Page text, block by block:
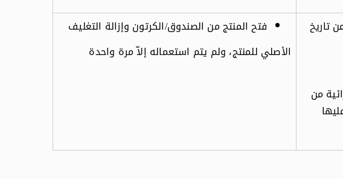
فتحها من الصندوق بدون استخدام خلال 7 أيام من تاريخ
من
فتح المنتج من الصندوق/الكرتون وإزالة التغليف
الأصلي للمنتج، ولم يتم استعماله إلاّ مرة واحدة